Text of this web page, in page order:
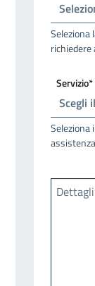
Seleziona
Servizio*
Seleziona
assistenza